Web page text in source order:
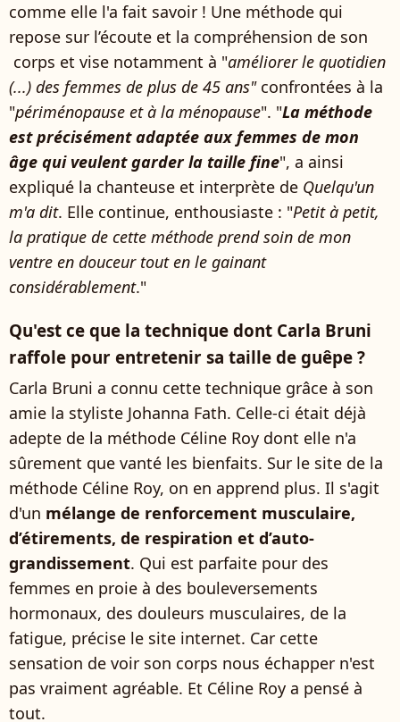
comme elle l'a fait savoir ! Une méthode qui
repose sur l’écoute et la compréhension de son
corps et vise notamment à "améliorer le quotidien
(...) des femmes de plus de 45 ans"confrontées à la
"périménopause et à la ménopause". "La méthode
est précisément adaptée aux femmes de mon
âge qui veulent garder la taille fine", a ainsi
expliqué la chanteuse et interprète de Quelqu'un
m'a dit. Elle continue, enthousiaste : "Petit à petit,
la pratique de cette méthode prend soin de mon
ventre en douceur tout en le gainant
considérablement."
Qu'est ce que la technique dont Carla Bruni
raffole pour entretenir sa taille de guêpe ?
Carla Bruni a connu cette technique grâce à son
amie la styliste Johanna Fath. Celle-ci était déjà
adepte de la méthode Céline Roy dont elle n'a
sûrement que vanté les bienfaits. Sur le site de la
méthode Céline Roy, on en apprend plus. Il s'agit
d'un mélange de renforcement musculaire,
d’étirements, de respiration et d’auto-
grandissement. Qui est parfaite pour des
femmes en proie à des bouleversements
hormonaux, des douleurs musculaires, de la
fatigue, précise le site internet. Car cette
sensation de voir son corps nous échapper n'est
pas vraiment agréable. Et Céline Roy a pensé à
tout.